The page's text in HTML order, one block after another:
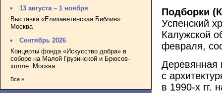
13 августа – 1 ноября
Выставка «Елизаветинская Библия».
Москва
Сентябрь 2026
Концерты фонда «Искусство добра» в
соборе на Малой Грузинской и Брюсов-
холле. Москва
Все »
Подборки
Успенский
Калужской
февраля,
Деревянная
с
в 1990-х гг.